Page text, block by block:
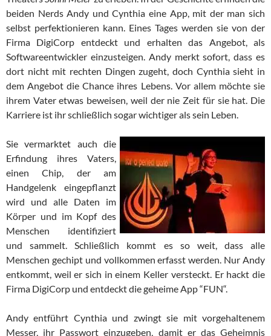
beiden Nerds Andy und Cynthia eine App, mit der man sich
selbst perfektionieren kann. Eines Tages werden sie von der
Firma DigiCorp entdeckt und erhalten das Angebot, als
Softwareentwickler einzusteigen. Andy merkt sofort, dass es
dort nicht mit rechten Dingen zugeht, doch Cynthia sieht in
dem Angebot die Chance ihres Lebens. Vor allem möchte sie
ihrem Vater etwas beweisen, weil der nie Zeit für sie hat. Die
Karriere ist ihr schließlich sogar wichtiger als sein Leben.
Sie vermarktet auch die
Erfindung ihres Vaters,
einen Chip, der am
Handgelenk eingepflanzt
wird und alle Daten im
Körper und im Kopf des
Menschen identifiziert
und sammelt. Schließlich kommt es so weit, dass alle
Menschen gechipt und vollkommen erfasst werden. Nur Andy
entkommt, weil er sich in einem Keller versteckt. Er hackt die
Firma DigiCorp und entdeckt die geheime App “FUN“.
Andy entführt Cynthia und zwingt sie mit vorgehaltenem
Messer, ihr Passwort einzugeben, damit er das Geheimnis